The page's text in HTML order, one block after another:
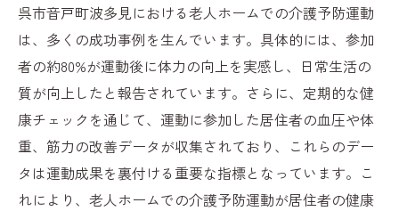
地域住民への普及活動とその意義
介護予防運動を通じた健康コミュニティの
構築
未来に向けた音戸町波多見のビジョン
呉市音戸町波多見における老人ホームでの介護予防運動
は、多くの成功事例を生んでいます。具体的には、参加
者の約80%が運動後に体力の向上を実感し、日常生活の
質が向上したと報告されています。さらに、定期的な健
康チェックを通じて、運動に参加した居住者の血圧や体
重、筋力の改善データが収集されており、これらのデー
タは運動成果を裏付ける重要な指標となっています。こ
れにより、老人ホームでの介護予防運動が居住者の健康